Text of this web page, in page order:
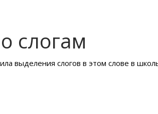
слогам
выделения слогов в этом слове в